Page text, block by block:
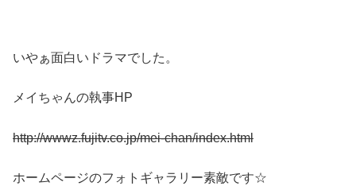
いやぁ面白いドラマでした。
メイちゃんの執事HP
http://wwwz.fujitv.co.jp/mei-chan/index.html
ホームページのフォトギャラリー素敵です☆